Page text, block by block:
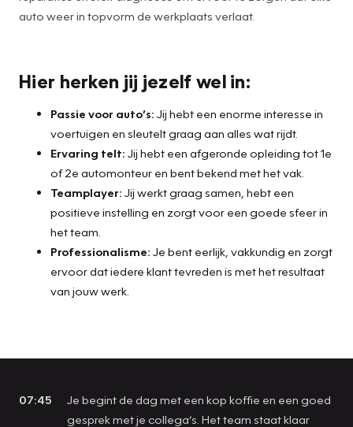
auto weer in topvorm de werkplaats verlaat.
Hier herken jij jezelf wel in:
Passie voor auto’s: Jij hebt een enorme interesse in
voertuigen en sleutelt graag aan alles wat rijdt.
Ervaring telt: Jij hebt een afgeronde opleiding tot 1e
of 2e automonteur en bent bekend met het vak.
Teamplayer: Jij werkt graag samen, hebt een
positieve instelling en zorgt voor een goede sfeer in
het team.
Professionalisme: Je bent eerlijk, vakkundig en zorgt
ervoor dat iedere klant tevreden is met het resultaat
van jouw werk.
07:45
Je begint de dag met een kop koffie en een goed
gesprek met je collega’s. Het team staat klaar